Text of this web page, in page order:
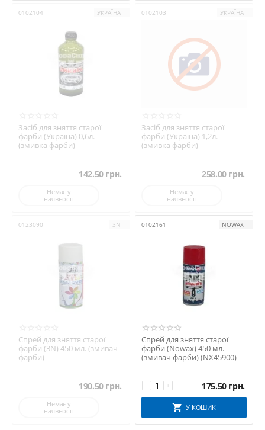
0102104 УКРАЇНА
Засіб для зняття старої
фарби (Україна) 0,6л.
(змивка фарби)
142.50 грн.
Немає у
наявності
0102103 УКРАЇНА
Засіб для зняття старої
фарби (Україна) 1,2л.
(змивка фарби)
258.00 грн.
Немає у
наявності
0123090 3N
Спрей для зняття старої
фарби (3N) 450 мл. (змивач
фарби)
190.50 грн.
Немає у
наявності
0102161 NOWAX
Спрей для зняття старої
фарби (Nowax) 450 мл.
(змивач фарби) (NX45900)
+
− 175.50 грн.
У КОШИК